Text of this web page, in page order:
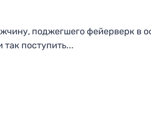
поджегшего фейерверк в
поступить...